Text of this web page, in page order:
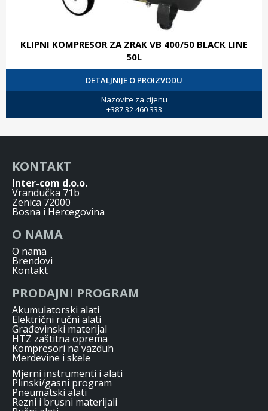
KLIPNI KOMPRESOR ZA ZRAK VB 400/50 BLACK LINE
50L
DETALJNIJE O PROIZVODU
Nazovite za cijenu
+387 32 460 333
KONTAKT
Inter-com d.o.o.
Vrandučka 71b
Zenica 72000
Bosna i Hercegovina
O NAMA
O nama
Brendovi
Kontakt
PRODAJNI PROGRAM
Akumulatorski alati
Električni ručni alati
Građevinski materijal
HTZ zaštitna oprema
Kompresori na vazduh
Merdevine i skele
Mjerni instrumenti i alati
Plinski/gasni program
Pneumatski alati
Rezni i brusni materijali